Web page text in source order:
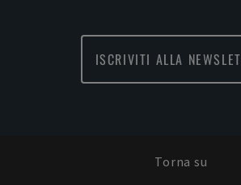
ISCRIVITI ALLA
Torna su